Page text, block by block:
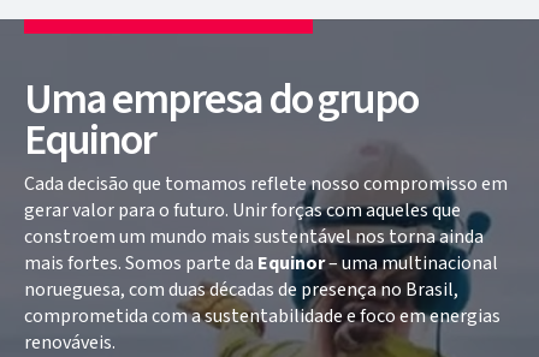
Uma empresa do grupo
Equinor
Cada decisão que tomamos reflete nosso compromisso em
gerar valor para o futuro. Unir forças com aqueles que
constroem um mundo mais sustentável nos torna ainda
mais fortes. Somos parte da Equinor– uma multinacional
norueguesa, com duas décadas de presença no Brasil,
comprometida com a sustentabilidade e foco em energias
renováveis.